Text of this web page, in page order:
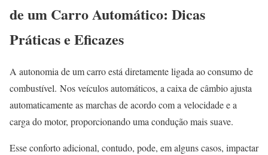
de um Carro Automático: Dicas
Práticas e Eficazes
A autonomia de um carro está diretamente ligada ao consumo de
combustível. Nos veículos automáticos, a caixa de câmbio ajusta
automaticamente as marchas de acordo com a velocidade e a
carga do motor, proporcionando uma condução mais suave.
Esse conforto adicional, contudo, pode, em alguns casos, impactar